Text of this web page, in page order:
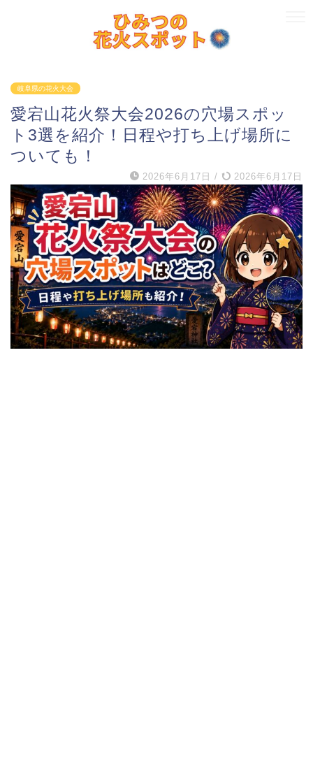
岐阜県の花火大会
愛宕山花火祭大会2026の穴場スポッ
ト3選を紹介！日程や打ち上げ場所に
ついても！
2026年6月17日 / 2026年6月17日